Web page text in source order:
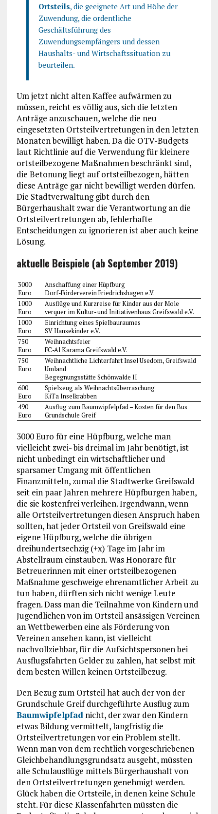
Ortsteils, die geeignete Art und Höhe der
Zuwendung, die ordentliche
Geschäftsführung des
Zuwendungsempfängers und dessen
Haushalts- und Wirtschaftssituation zu
beurteilen.
Um jetzt nicht alten Kaffee aufwärmen zu
müssen, reicht es völlig aus, sich die letzten
Anträge anzuschauen, welche die neu
eingesetzten Ortsteilvertretungen in den letzten
Monaten bewilligt haben. Da die OTV-Budgets
laut Richtlinie auf die Verwendung für kleinere
ortsteilbezogene Maßnahmen beschränkt sind,
die Betonung liegt auf ortsteilbezogen, hätten
diese Anträge gar nicht bewilligt werden dürfen.
Die Stadtverwaltung gibt durch den
Bürgerhaushalt zwar die Verantwortung an die
Ortsteilvertretungen ab, fehlerhafte
Entscheidungen zu ignorieren ist aber auch keine
Lösung.
aktuelle Beispiele (ab September 2019)
3000
Euro
Anschaffung einer Hüpfburg
Dorf-Förderverein Friedrichshagen e.V.
1000
Euro
Ausflüge und Kurzreise für Kinder aus der Mole
verquer im Kultur- und Initiativenhaus Greifswald e.V.
1000
Euro
Einrichtung eines Spielbauraumes
SV Hansekinder e.V.
750
Euro
Weihnachtsfeier
FC-Al Karama Greifswald e.V.
750
Euro
Weihnachtliche Lichterfahrt Insel Usedom, Greifswald
Umland
Begegnungsstätte Schönwalde II
600
Euro
Spielzeug als Weihnachtsüberraschung
KiTa Inselkrabben
490
Euro
Ausflug zum Baumwipfelpfad – Kosten für den Bus
Grundschule Greif
3000 Euro für eine Hüpfburg, welche man
vielleicht zwei- bis dreimal im Jahr benötigt, ist
nicht unbedingt ein wirtschaftlicher und
sparsamer Umgang mit öffentlichen
Finanzmitteln, zumal die Stadtwerke Greifswald
seit ein paar Jahren mehrere Hüpfburgen haben,
die sie kostenfrei verleihen. Irgendwann, wenn
alle Ortsteilvertretungen diesen Anspruch haben
sollten, hat jeder Ortsteil von Greifswald eine
eigene Hüpfburg, welche die übrigen
dreihundertsechzig (+x) Tage im Jahr im
Abstellraum einstauben. Was Honorare für
Betreuerinnen mit einer ortsteilbezogenen
Maßnahme geschweige ehrenamtlicher Arbeit zu
tun haben, dürften sich nicht wenige Leute
fragen. Dass man die Teilnahme von Kindern und
Jugendlichen von im Ortsteil ansässigen Vereinen
an Wettbewerben eine als Förderung von
Vereinen ansehen kann, ist vielleicht
nachvollziehbar, für die Aufsichtspersonen bei
Ausflugsfahrten Gelder zu zahlen, hat selbst mit
dem besten Willen keinen Ortsteilbezug.
Den Bezug zum Ortsteil hat auch der von der
Grundschule Greif durchgeführte Ausflug zum
Baumwipfelpfad nicht, der zwar den Kindern
etwas Bildung vermittelt, langfristig die
Ortsteilvertretungen vor ein Problem stellt.
Wenn man von dem rechtlich vorgeschriebenen
Gleichbehandlungsgrundsatz ausgeht, müssten
alle Schulausflüge mittels Bürgerhaushalt von
den Ortsteilvertretungen genehmigt werden.
Glück haben die Ortsteile, in denen keine Schule
steht. Für diese Klassenfahrten müssten die